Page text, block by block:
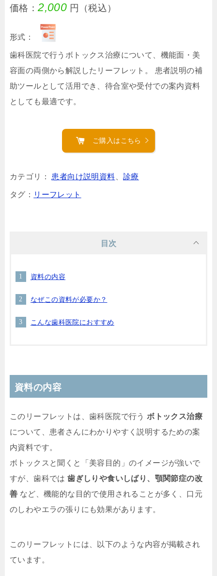
価格：2,000 円（税込）
形式：
歯科医院で行うボトックス治療について、機能面・美
容面の両側から解説したリーフレット。 患者説明の補
助ツールとして活用でき、待合室や受付での案内資料
としても最適です。
ご購入はこちら
カテゴリ： 患者向け説明資料 、診療
タグ： リーフレット
目次
資料の内容
なぜこの資料が必要か？
こんな歯科医院におすすめ
資料の内容
このリーフレットは、歯科医院で行うボトックス治療
について、患者さんにわかりやすく説明するための案
内資料です。
ボトックスと聞くと「美容目的」のイメージが強いで
すが、歯科では歯ぎしりや食いしばり、顎関節症の改
善 など、機能的な目的で使用されることが多く、口元
のしわやエラの張りにも効果があります。
このリーフレットには、以下のような内容が掲載され
ています。